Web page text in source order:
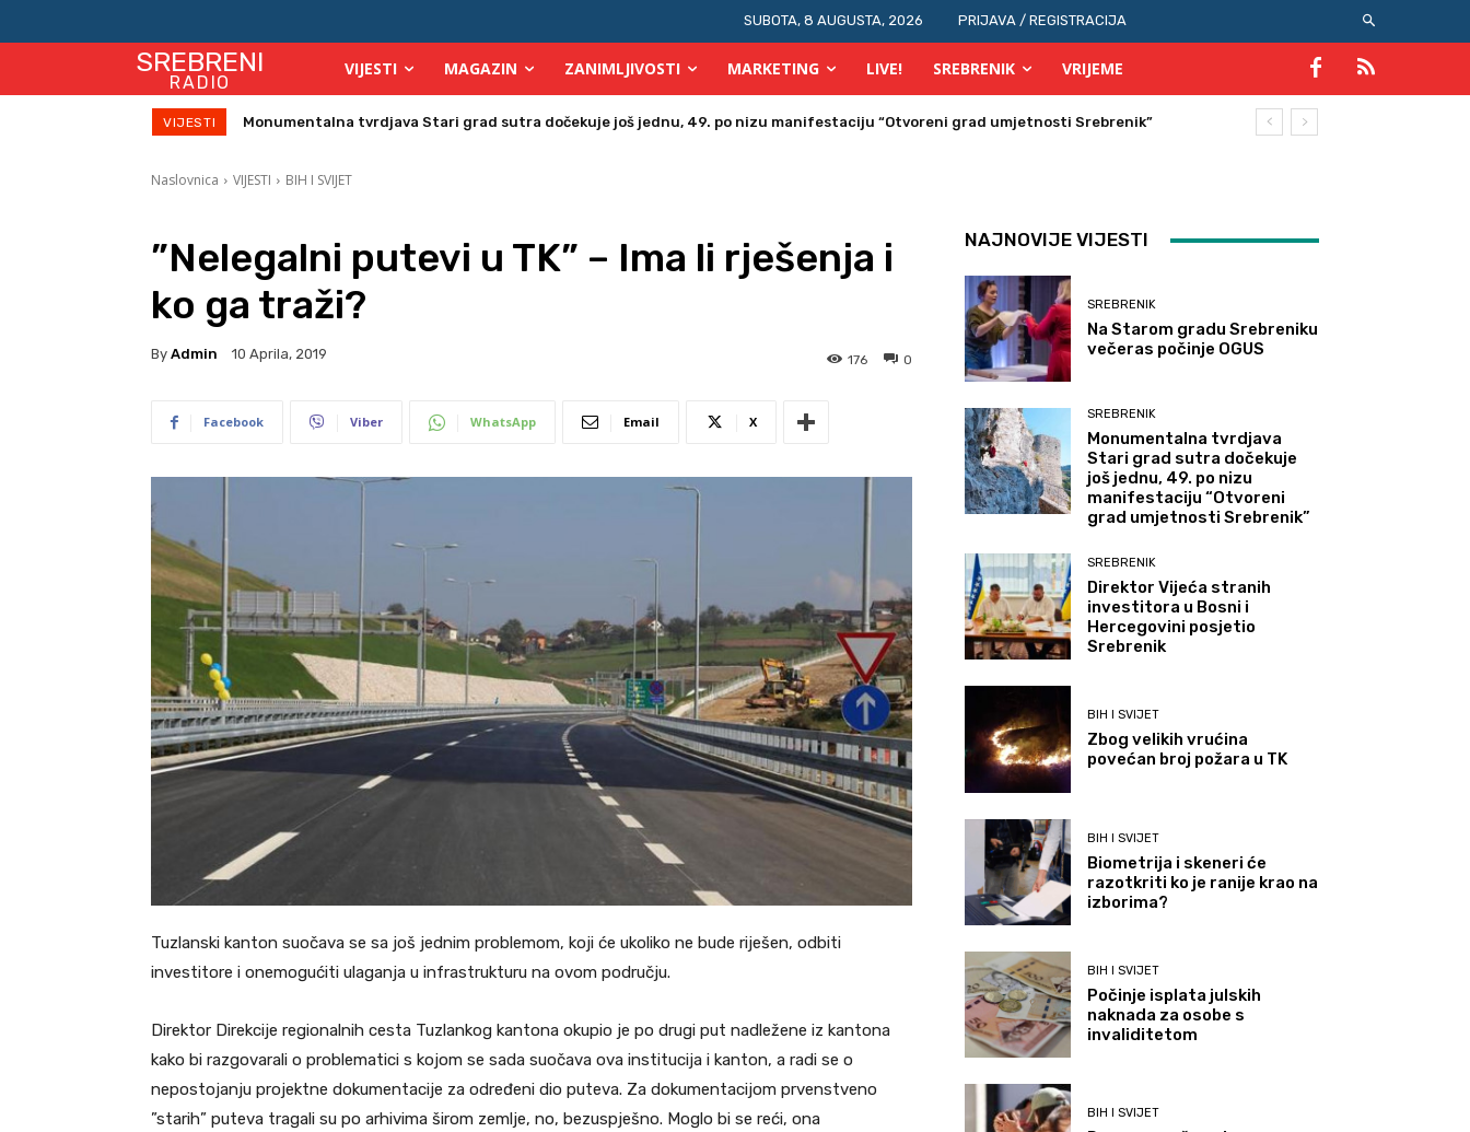
SUBOTA, 8 AUGUSTA, 2026 PRIJAVA / REGISTRACIJA
SREBRENI
RADIO
VIJESTI MAGAZIN ZANIMLJIVOSTI MARKETING LIVE! SREBRENIK VRIJEME
VIJESTI Direktor Vijeća stranih investitora u Bosni i Hercegovini posjetio Srebrenik
Naslovnica VIJESTI BIH I SVIJET
”Nelegalni putevi u TK” – Ima li rješenja i
ko ga traži?
By Admin 10 Aprila, 2019 0
176
Facebook Viber WhatsApp Email X
Tuzlanski kanton suočava se sa još jednim problemom, koji će ukoliko ne bude riješen, odbiti
investitore i onemogućiti ulaganja u infrastrukturu na ovom području.
Direktor Direkcije regionalnih cesta Tuzlankog kantona okupio je po drugi put nadležene iz kantona
kako bi razgovarali o problematici s kojom se sada suočava ova institucija i kanton, a radi se o
nepostojanju projektne dokumentacije za određeni dio puteva. Za dokumentacijom prvenstveno
”starih” puteva tragali su po arhivima širom zemlje, no, bezuspješno. Moglo bi se reći, ona
NAJNOVIJE VIJESTI
SREBRENIK
Na Starom gradu Srebreniku
večeras počinje OGUS
SREBRENIK
Monumentalna tvrdjava
Stari grad sutra dočekuje
još jednu, 49. po nizu
manifestaciju “Otvoreni
grad umjetnosti Srebrenik”
SREBRENIK
Direktor Vijeća stranih
investitora u Bosni i
Hercegovini posjetio
Srebrenik
BIH I SVIJET
Zbog velikih vrućina
povećan broj požara u TK
BIH I SVIJET
Biometrija i skeneri će
razotkriti ko je ranije krao na
izborima?
BIH I SVIJET
Počinje isplata julskih
naknada za osobe s
invaliditetom
BIH I SVIJET